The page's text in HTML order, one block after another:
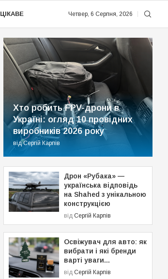
ЦІКАВЕ Четвер, 6 Серпня, 2026
21.07.2026 Сергій Карпів
Хто робить FPV-дрони в
Україні: огляд 10 провідних
виробників 2026 року
відСергій Карпів
Дрон «Рубака» —
українська відповідь
на Shahed з унікальною
конструкцією
від Сергій Карпів
Освіжувач для авто: як
вибрати і які бренди
варті уваги...
від Сергій Карпів